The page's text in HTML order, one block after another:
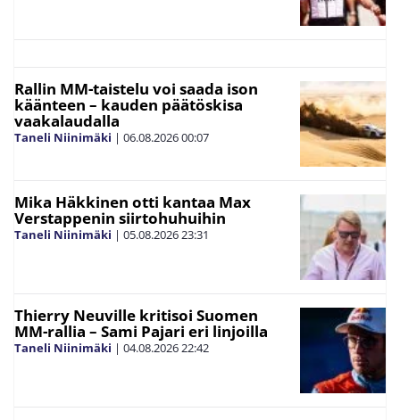
Rallin MM-taistelu voi saada ison
käänteen – kauden päätöskisa
vaakalaudalla
Taneli Niinimäki | 06.08.202600:07
Mika Häkkinen otti kantaa Max
Verstappenin siirtohuhuihin
Taneli Niinimäki | 05.08.202623:31
Thierry Neuville kritisoi Suomen
MM-rallia – Sami Pajari eri linjoilla
Taneli Niinimäki | 04.08.202622:42